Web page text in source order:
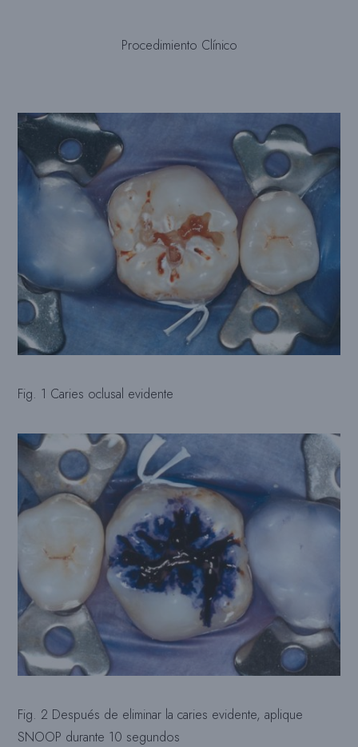
Procedimiento Clínico
Fig. 1 Caries oclusal evidente
Fig. 2 Después de eliminar la caries evidente, aplique
SNOOP durante 10 segundos